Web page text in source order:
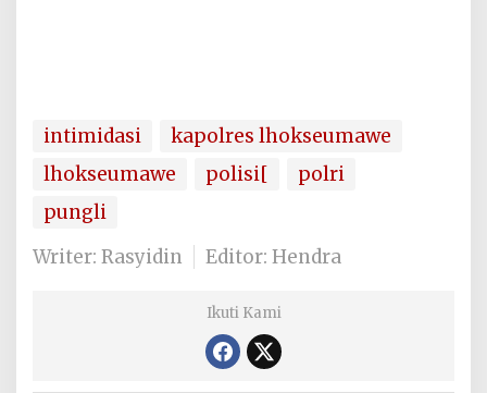
intimidasi
kapolres lhokseumawe
lhokseumawe
polisi[
polri
pungli
Writer: Rasyidin
Editor: Hendra
Ikuti Kami